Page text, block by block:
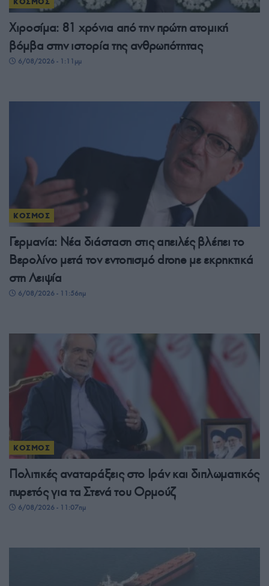
Χιροσίμα: 81 χρόνια από την πρώτη ατομική
βόμβα στην ιστορία της ανθρωπότητας
6/08/2026 - 1:11μμ
ΚΟΣΜΟΣ
Γερμανία: Νέα διάσταση στις απειλές βλέπει το
Βερολίνο μετά τον εντοπισμό drone με εκρηκτικά
στη Λειψία
6/08/2026 - 11:56πμ
ΚΟΣΜΟΣ
Πολιτικές αναταράξεις στο Ιράν και διπλωματικός
πυρετός για τα Στενά του Ορμούζ
6/08/2026 - 11:07πμ